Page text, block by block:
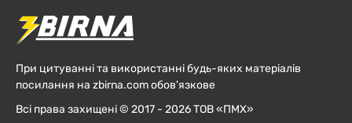
При цитуванні та використанні будь-яких матеріалів
посилання на zbirna.com обов'язкове
Всі права захищені © 2017 - 2026 ТОВ «ПМХ»